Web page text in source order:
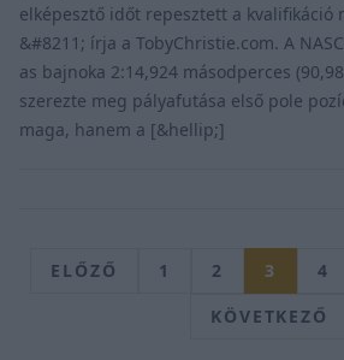
elképesztő időt repesztett a kvalifikáció
&#8211; írja a TobyChristie.com. A
as bajnoka 2:14,924 másodperces
szerezte meg pályafutása első pole
maga, hanem a [&hellip;]
ELŐZŐ 1 2 3 4
KÖVETKEZŐ